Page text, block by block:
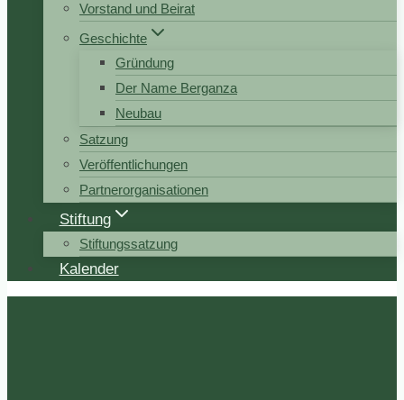
Vorstand und Beirat
Geschichte
Gründung
Der Name Berganza
Neubau
Satzung
Veröffentlichungen
Partnerorganisationen
Stiftung
Stiftungssatzung
Kalender